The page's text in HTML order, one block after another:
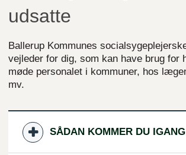
udsatte
Ballerup Kommunes
vejleder for dig, som kan have brug
møde personalet i kommuner, hos
mv.
SÅDAN KOMMER DU IGANG